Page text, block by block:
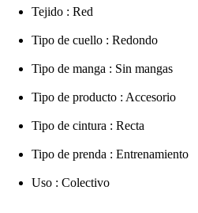
Tejido : Red
Tipo de cuello : Redondo
Tipo de manga : Sin mangas
Tipo de producto : Accesorio
Tipo de cintura : Recta
Tipo de prenda : Entrenamiento
Uso : Colectivo